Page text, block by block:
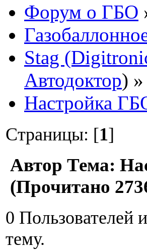
Форум о ГБО
Stag
Автодоктор) »
Настройка
Страницы: [1]
Автор Тема:
(Прочитано
0 Пользователей
тему.